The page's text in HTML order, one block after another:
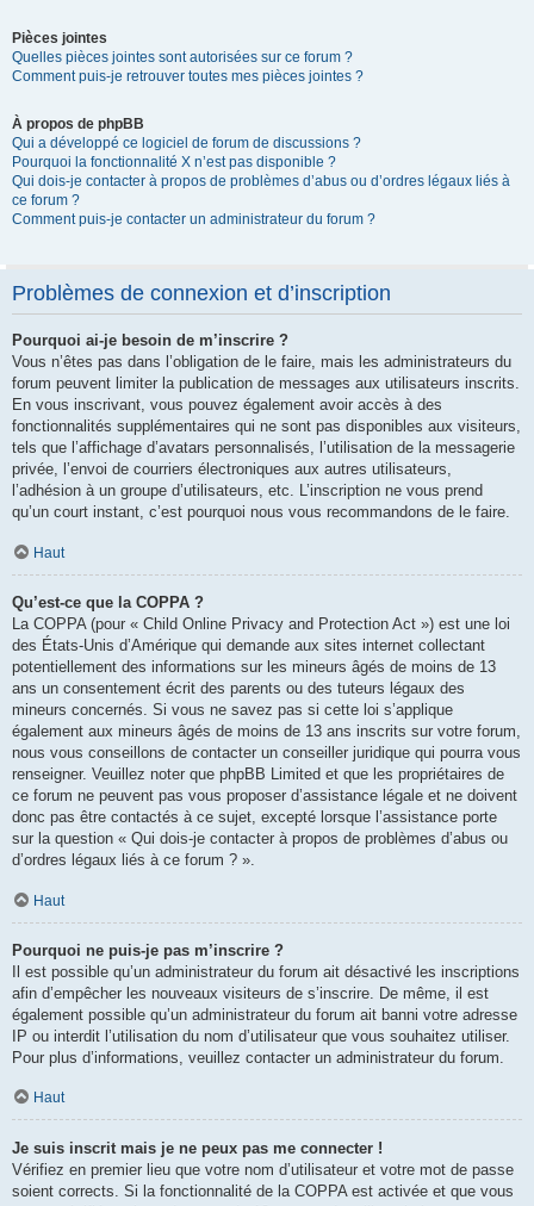
Pièces jointes
Quelles pièces jointes sont autorisées sur ce forum ?
Comment puis-je retrouver toutes mes pièces jointes ?
À propos de phpBB
Qui a développé ce logiciel de forum de discussions ?
Pourquoi la fonctionnalité X n’est pas disponible ?
Qui dois-je contacter à propos de problèmes d’abus ou d’ordres légaux liés à
ce forum ?
Comment puis-je contacter un administrateur du forum ?
Problèmes de connexion et d’inscription
Pourquoi ai-je besoin de m’inscrire ?
Vous n’êtes pas dans l’obligation de le faire, mais les administrateurs du
forum peuvent limiter la publication de messages aux utilisateurs inscrits.
En vous inscrivant, vous pouvez également avoir accès à des
fonctionnalités supplémentaires qui ne sont pas disponibles aux visiteurs,
tels que l’affichage d’avatars personnalisés, l’utilisation de la messagerie
privée, l’envoi de courriers électroniques aux autres utilisateurs,
l’adhésion à un groupe d’utilisateurs, etc. L’inscription ne vous prend
qu’un court instant, c’est pourquoi nous vous recommandons de le faire.
Haut
Qu’est-ce que la COPPA ?
La COPPA (pour « Child Online Privacy and Protection Act ») est une loi
des États-Unis d’Amérique qui demande aux sites internet collectant
potentiellement des informations sur les mineurs âgés de moins de 13
ans un consentement écrit des parents ou des tuteurs légaux des
mineurs concernés. Si vous ne savez pas si cette loi s’applique
également aux mineurs âgés de moins de 13 ans inscrits sur votre forum,
nous vous conseillons de contacter un conseiller juridique qui pourra vous
renseigner. Veuillez noter que phpBB Limited et que les propriétaires de
ce forum ne peuvent pas vous proposer d’assistance légale et ne doivent
donc pas être contactés à ce sujet, excepté lorsque l’assistance porte
sur la question « Qui dois-je contacter à propos de problèmes d’abus ou
d’ordres légaux liés à ce forum ? ».
Haut
Pourquoi ne puis-je pas m’inscrire ?
Il est possible qu’un administrateur du forum ait désactivé les inscriptions
afin d’empêcher les nouveaux visiteurs de s’inscrire. De même, il est
également possible qu’un administrateur du forum ait banni votre adresse
IP ou interdit l’utilisation du nom d’utilisateur que vous souhaitez utiliser.
Pour plus d’informations, veuillez contacter un administrateur du forum.
Haut
Je suis inscrit mais je ne peux pas me connecter !
Vérifiez en premier lieu que votre nom d’utilisateur et votre mot de passe
soient corrects. Si la fonctionnalité de la COPPA est activée et que vous